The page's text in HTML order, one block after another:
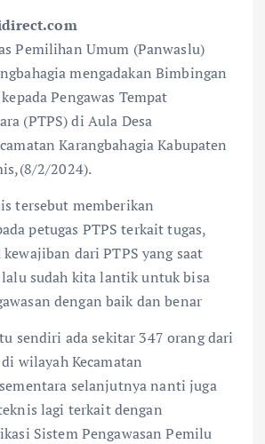
Pemilihan Umum (Panwaslu)
mengadakan Bimbingan
Pengawas Tempat
(PTPS) di Aula Desa
Karangbahagia Kabupaten
2/2024).
tersebut memberikan
petugas PTPS terkait tugas,
dari PTPS yang saat
lalu sudah kita lantik untuk bisa
dengan baik dan benar
sendiri ada sekitar 347 orang dari
wilayah Kecamatan
selanjutnya nanti juga
lagi terkait dengan
Sistem Pengawasan Pemilu